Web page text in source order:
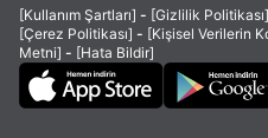
[Kullanım Şartları] - [Gizlilik Politikası]
[Çerez Politikası] - [Kişisel Verilerin
Metni] - [Hata Bildir]